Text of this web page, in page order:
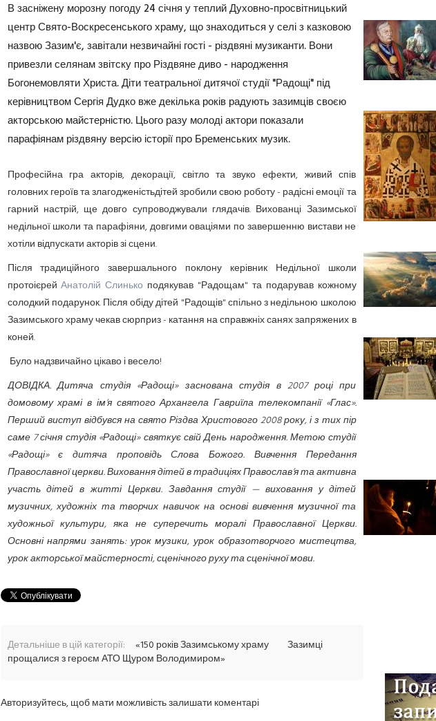
В засніжену морозну погоду 24 січня у теплий Духовно-просвітницький
центр Свято-Воскресенського храму, що знаходиться у селі з казковою
назвою Зазим'є, завітали незвичайні гості - різдвяні музиканти. Вони
привезли селянам звітску про Різдвяне диво - народження
Богонемовляти Христа. Діти театральної дитячої студії "Радощі" під
керівництвом Сергія Дудко вже декілька років радують зазимців своєю
акторською майстерністю. Цього разу молоді актори показали
парафіянам різдвяну версію історії про Бременських музик.
Професійна гра акторів, декорації, світло та звуко ефекти, живий спів
головних героїв та злагодженістьдітей зробили свою роботу - радісні емоції та
гарний настрій, ще довго супроводжували глядачів. Вихованці Зазимської
недільної школи та парафіяни, довгими оваціями по завершенню вистави не
хотіли відпускати акторів зі сцени.
Після традиційного завершального поклону керівник Недільної школи
протоієрейАнатолій Слинько подякував "Радощам" та подарував кожному
солодкий подарунок. Після обіду дітей "Радощів" спільно з недільною школою
Зазимського храму чекав сюрприз - катання на справжніх санях запряжених в
коней.
Було надзвичайно цікаво і весело!
ДОВІДКА. Дитяча студія «Радощі» заснована студія в 2007 році при
домовому храмі в ім’я святого Архангела Гавриїла телекомпанії «Глас».
Перший виступ відбувся на свято Різдва Христового 2008 року, і з тих пір
саме 7 січня студія «Радощі» святкує свій День народження. Метою студії
«Радощі» є дитяча проповідь Слова Божого. Вивчення Передання
Православної церкви. Виховання дітей в традиціях Православ’я та активна
участь дітей в житті Церкви. Завдання студії — виховання у дітей
музичних, художніх та творчих навичок на основі вивчення музичної та
художньої культури, яка не суперечить моралі Православної Церкви.
Основні напрями занять: урок музики, урок образотворчого мистецтва,
урок акторської майстерності, сценічного руху та сценічної мови.
Детальніше в цій категорії: «150 років Зазимському храму
Зазимці
прощалися з героєм АТО Щуром Володимиром»
Авторизуйтесь, щоб мати можливість залишати коментарі